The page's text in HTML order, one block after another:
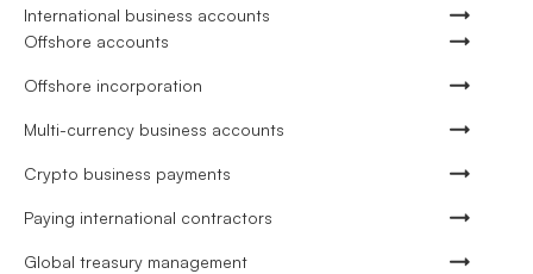
International business accounts
Offshore accounts
Offshore incorporation
Multi-currency business accounts
Crypto business payments
Paying international contractors
Global treasury management